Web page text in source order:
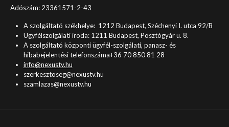
Adószám: 23361571-2-43
A szolgáltató székhelye: 1212 Budapest, Széchenyi I. utca 92/B
Ügyfélszolgálati iroda: 1211 Budapest, Posztógyár u. 8.
A szolgáltató központi ügyfél-szolgálati, panasz- és
hibabejelentési telefonszáma+36 70 850 81 28
info@nexustv.hu
szerkesztoseg@nexustv.hu
szamlazas@nexustv.hu